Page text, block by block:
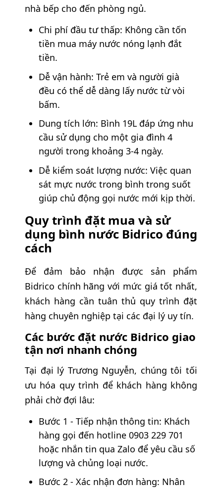
nhà bếp cho đến phòng ngủ.
Chi phí đầu tư thấp: Không cần tốn
tiền mua máy nước nóng lạnh đắt
tiền.
Dễ vận hành: Trẻ em và người già
đều có thể dễ dàng lấy nước từ vòi
bấm.
Dung tích lớn: Bình 19L đáp ứng nhu
cầu sử dụng cho một gia đình 4
người trong khoảng 3-4 ngày.
Dễ kiểm soát lượng nước: Việc quan
sát mực nước trong bình trong suốt
giúp chủ động gọi nước mới kịp thời.
Quy trình đặt mua và sử
dụng bình nước Bidrico đúng
cách
Để đảm bảo nhận được sản phẩm
Bidrico chính hãng với mức giá tốt nhất,
khách hàng cần tuân thủ quy trình đặt
hàng chuyên nghiệp tại các đại lý uy tín.
Các bước đặt nước Bidrico giao
tận nơi nhanh chóng
Tại đại lý Trương Nguyễn, chúng tôi tối
ưu hóa quy trình để khách hàng không
phải chờ đợi lâu:
Bước 1 - Tiếp nhận thông tin: Khách
hàng gọi đến hotline 0903 229 701
hoặc nhắn tin qua Zalo để yêu cầu số
lượng và chủng loại nước.
Bước 2 - Xác nhận đơn hàng: Nhân